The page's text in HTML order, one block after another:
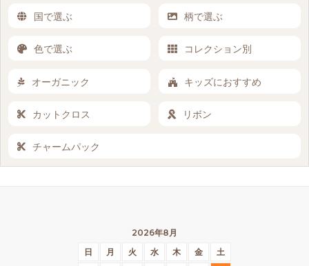
国で選ぶ 柄で選ぶ
色で選ぶ コレクション別
オーガニック キッズにおすすめ
カットクロス リボン
チャームパック
2026年8月
日
月 火 水 木 金
土